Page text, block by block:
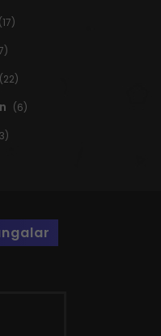
(17)
(22)
(6)